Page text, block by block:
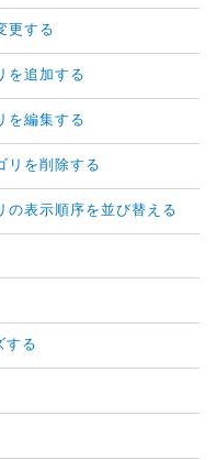
更する
を追加する
を編集する
リを削除する
の表示順序を並び替える
する